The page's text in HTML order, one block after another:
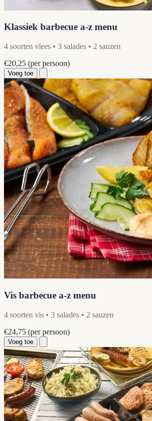
Klassiek barbecue a-z menu
4 soorten vlees • 3 salades • 2 sauzen
€20,25 (per persoon)
Voeg toe
Vis barbecue a-z menu
4 soorten vis • 3 salades • 2 sauzen
€24,75 (per persoon)
Voeg toe